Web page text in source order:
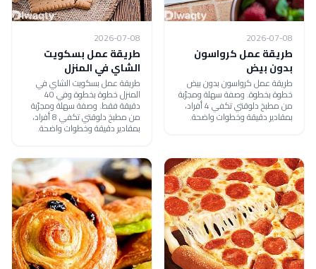
2026-07-08
طريقة عمل كرواسون
بدون بيض
طريقة عمل كرواسون بدون بيض
خطوة بخطوة. وصفة سهلة ومجرّبة
من مطبخ دلوقتي تكفي 4 أفراد،
بمقادير دقيقة وخطوات واضحة.
2026-07-08
طريقة عمل بسكويت
الشاي في المنزل
طريقة عمل بسكويت الشاي في
المنزل خطوة بخطوة وفي 40
دقيقة فقط. وصفة سهلة ومجرّبة
من مطبخ دلوقتي تكفي 8 أفراد،
بمقادير دقيقة وخطوات واضحة.